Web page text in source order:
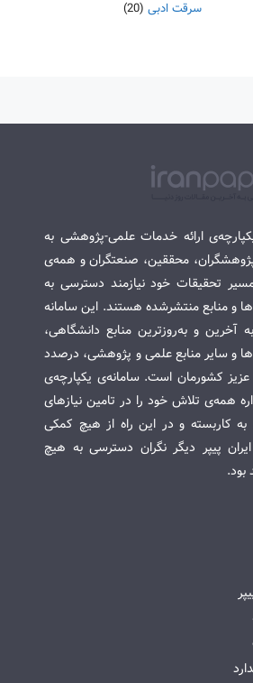
سرقت ادبی (20)
ارائه خدمات علمی-پژوهشی به
پژوهشگران، محققین، صنعتگران و همه‌ی
تحقیقات خود نیازمند دسترسی به
و منابع منتشرشده هستند. این سامانه
آخرین و به‌روزترین منابع دانشگاهی،
و سایر منابع علمی و پژوهشی، درصدد
عزیز کشورمان است. سامانه‌ی یکپارچه‌ی
همه‌ی تلاش خود را در تامین نیازهای
کاربسته و در این راه از هیچ کمکی
پیپر دیگر نگران دسترسی به هیچ
بود.